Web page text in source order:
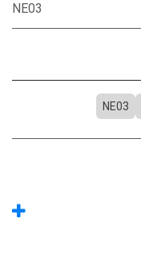
NE03
NE03